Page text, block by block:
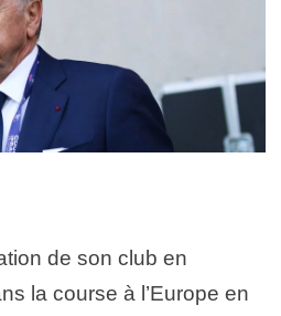
de son club en
la course à l’Europe en